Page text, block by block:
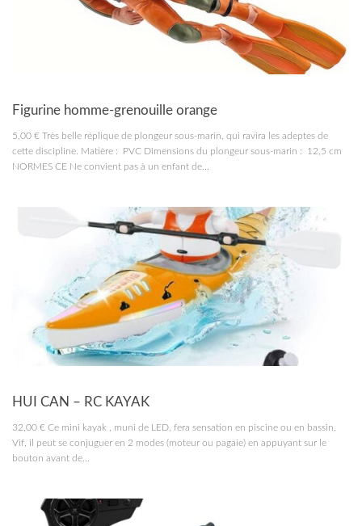
Figurine homme-grenouille orange
5,00 € Très belle réplique de plongeur sous-marin, qui ravira les adeptes de
cette discipline. Matière : PVC Dimensions du plongeur sous-marin : 12,5 cm
NORMES CE Ne convient pas à un enfant de...
HUI CAN – RC KAYAK
32,00 € Ce mini kayak , muni de LED, fera sensation en piscine ou en bassin.
Vif, il peut se conjuguer en 2 modes (moteur ou pagaie) en appuyant sur le
bouton avant de...